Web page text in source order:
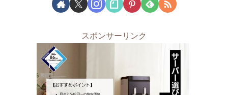
スポンサーリンク